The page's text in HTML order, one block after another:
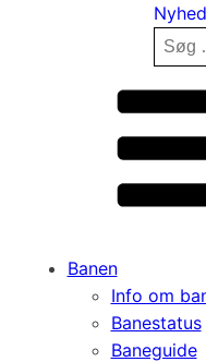
Søg
efter:
Banen
Info om
Banestatus
Baneguide